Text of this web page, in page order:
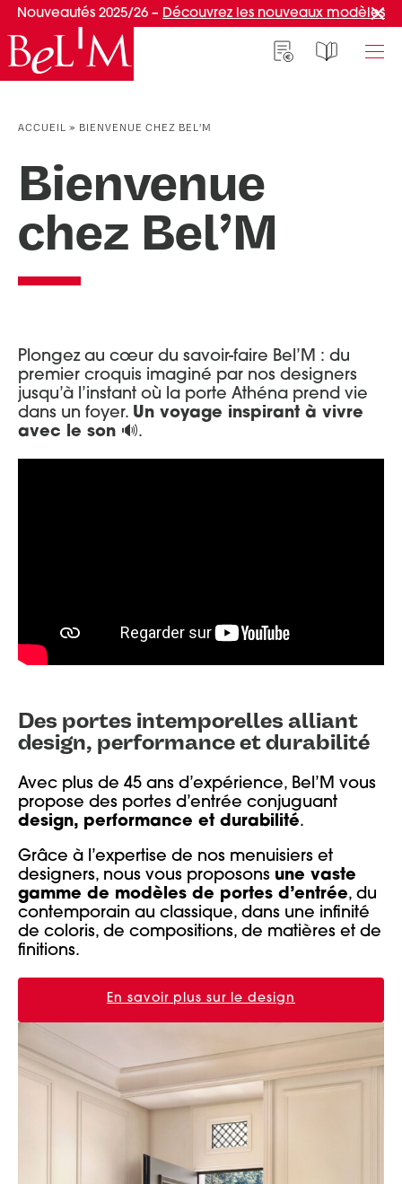
Nouveautés 2025/26 – Découvrez les nouveaux modèles
Portes d’entrée
Portes de service
Portes d’entrée grand trafic
Portes d’entrée vitrées
Portes d'entrée pleines
PAR MATÉRIAU
Portes d’entrée Aluminium
Marquises
Luminaires
Témoignages clients
Idées d'aménagement
Une entrée sur mesure
Conseils de pro
Normes & fiscalité
VIVRE AVEC SA PORTE
Entretien et réglages
ACCUEIL » BIENVENUE CHEZ BEL’M
Bienvenue
chez Bel’M
Plongez au cœur du savoir-faire Bel’M : du
premier croquis imaginé par nos designers
jusqu’à l’instant où la porte Athéna prend vie
dans un foyer. Un voyage inspirant à vivre
avec le son 🔊.
Des portes intemporelles alliant
design, performance et durabilité
Avec plus de 45 ans d’expérience, Bel’M vous
propose des portes d’entrée conjuguant
design, performance et durabilité.
Grâce à l’expertise de nos menuisiers et
designers, nous vous proposons une vaste
gamme de modèles de portes d’entrée, du
contemporain au classique, dans une infinité
de coloris, de compositions, de matières et de
finitions.
En savoir plus sur le design